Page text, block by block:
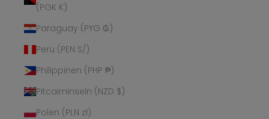
(PGK K)
Paraguay (PYG ₲)
Peru (PEN S/)
Philippinen (PHP ₱)
Pitcairninseln (NZD $)
Polen (PLN zł)